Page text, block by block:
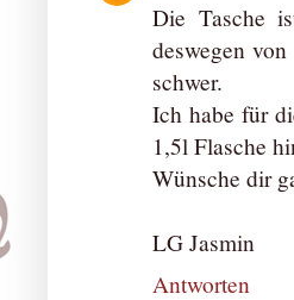
Die Tasche
deswegen
schwer.
Ich habe für
1,5l Flasche
Wünsche dir
LG Jasmin
Antworten